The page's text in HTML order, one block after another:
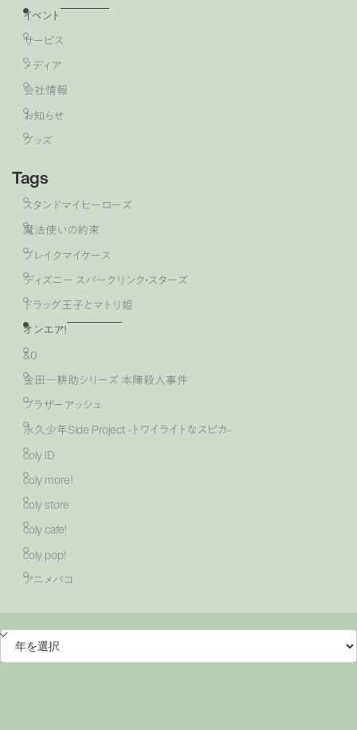
イベント
サービス
メディア
会社情報
お知らせ
グッズ
Tags
スタンドマイヒーローズ
魔法使いの約束
ブレイクマイケース
ディズニー スパークリンク・スターズ
ドラッグ王子とマトリ姫
オンエア！
&0
金田一耕助シリーズ 本陣殺人事件
ブラザーアッシュ
永久少年Side Project -トワイライトなスピカ-
coly ID
coly more！
coly store
coly cafe!
coly pop!
アニメバコ